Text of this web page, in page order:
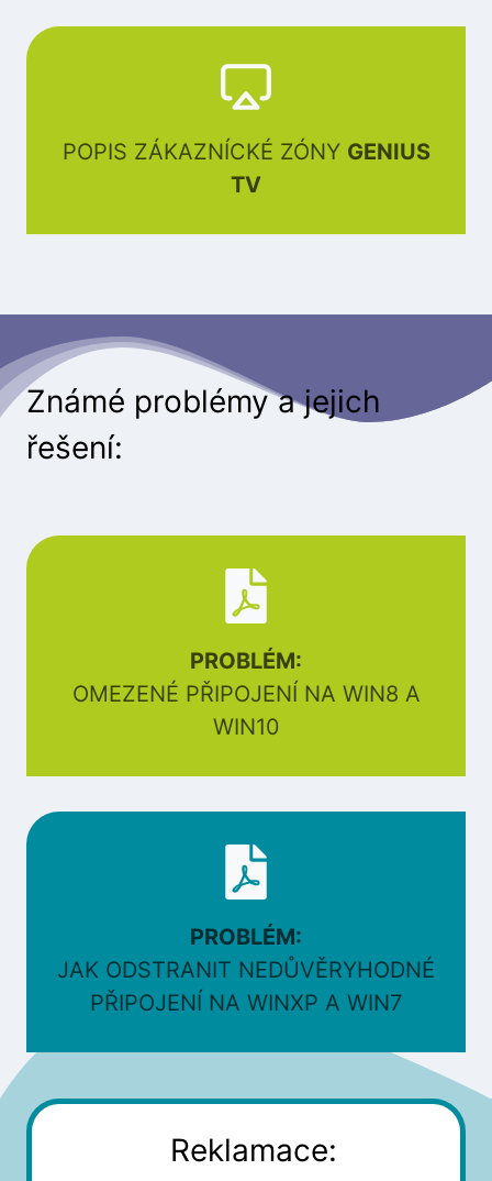
POPIS ZÁKAZNÍCKÉ ZÓNY GENIUS
TV
Známé problémy a jejich
řešení:
PROBLÉM:
OMEZENÉ PŘIPOJENÍ NA WIN8 A
WIN10
PROBLÉM:
JAK ODSTRANIT NEDŮVĚRYHODNÉ
PŘIPOJENÍ NA WINXP A WIN7
Reklamace: